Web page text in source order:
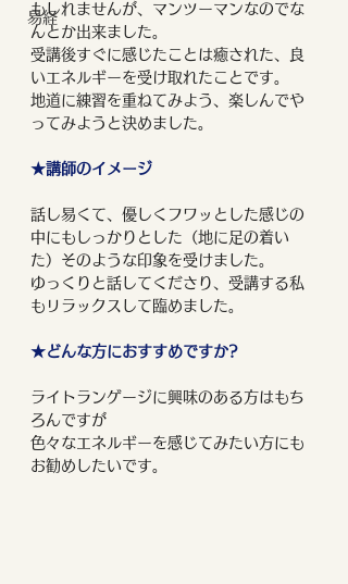
易経
もしれませんが、マンツーマンなのでな
んとか出来ました。
受講後すぐに感じたことは癒された、良
いエネルギーを受け取れたことです。
地道に練習を重ねてみよう、楽しんでや
ってみようと決めました。
★講師のイメージ
話し易くて、優しくフワッとした感じの
中にもしっかりとした（地に足の着い
た）そのような印象を受けました。
ゆっくりと話してくださり、受講する私
もリラックスして臨めました。
★どんな方におすすめですか?
ライトランゲージに興味のある方はもち
ろんですが
色々なエネルギーを感じてみたい方にも
お勧めしたいです。